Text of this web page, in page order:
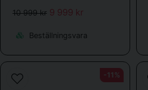
10 999 kr 9 999 kr
Beställningsvara
-11%